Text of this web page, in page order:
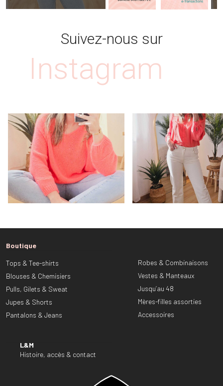
Suivez-nous sur
Instagram
Boutique
Tops & Tee-shirts
Blouses & Chemisiers
Pulls, Gilets & Sweat
Jupes & Shorts
Pantalons & Jeans
L&M
Histoire, accès & contact
Robes & Combinaisons
Vestes & Manteaux
Jusqu’au 48
Mères-filles assorties
Accessoires